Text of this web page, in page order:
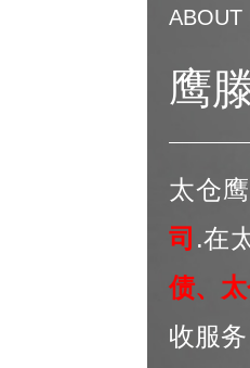
ABOUT
鹰
太仓
司 .在
债、
收服